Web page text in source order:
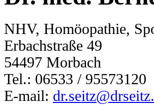
NHV, Homöopathie,
Erbachstraße 49
54497 Morbach
Tel.: 06533 / 95573120
E-mail: